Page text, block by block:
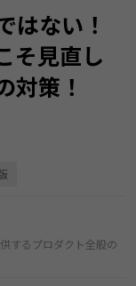
はない！
そ見直し
対策！
するプロダクト全般の